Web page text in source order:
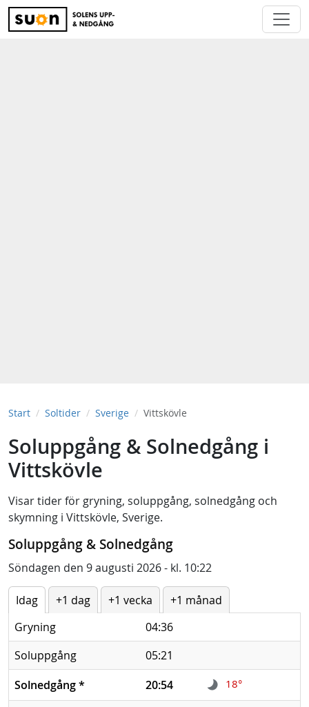
Start Soltider Sverige Vittskövle
Soluppgång & Solnedgång i
Vittskövle
Visar tider för gryning, soluppgång, solnedgång och
skymning i Vittskövle, Sverige.
Soluppgång & Solnedgång
Söndagen den 9 augusti 2026 - kl. 10:22
Idag +1 dag +1 vecka
+1 månad
Gryning
04:36
Soluppgång
05:21
Solnedgång* 20:54 18°